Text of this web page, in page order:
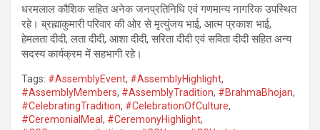
धरमलाल कौशिक सहित अनेक जनप्रतिनिधि एवं गणमान्य नागरिक उपस्थित
रहे। ब्रह्माकुमारी परिवार की ओर से मृत्युंजय भाई, आत्म प्रकाश भाई,
हेमलता दीदी, लता दीदी, आशा दीदी, सरिता दीदी एवं सविता दीदी सहित अन्य
सदस्य कार्यक्रम में सहभागी रहे।
Tags: #AssemblyEvent, #AssemblyHighlight,
#AssemblyMembers, #AssemblyTradition, #BrahmaBhojan,
#CelebratingTradition, #CelebrationOfCulture,
#CeremonialMeal , #CeremonyHighlight,